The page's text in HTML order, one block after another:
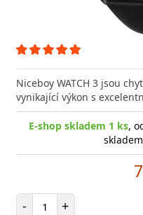
Niceboy WATCH 3 jsou
vynikající výkon s
E-shop skladem 1 ks,
- Počet položek
+